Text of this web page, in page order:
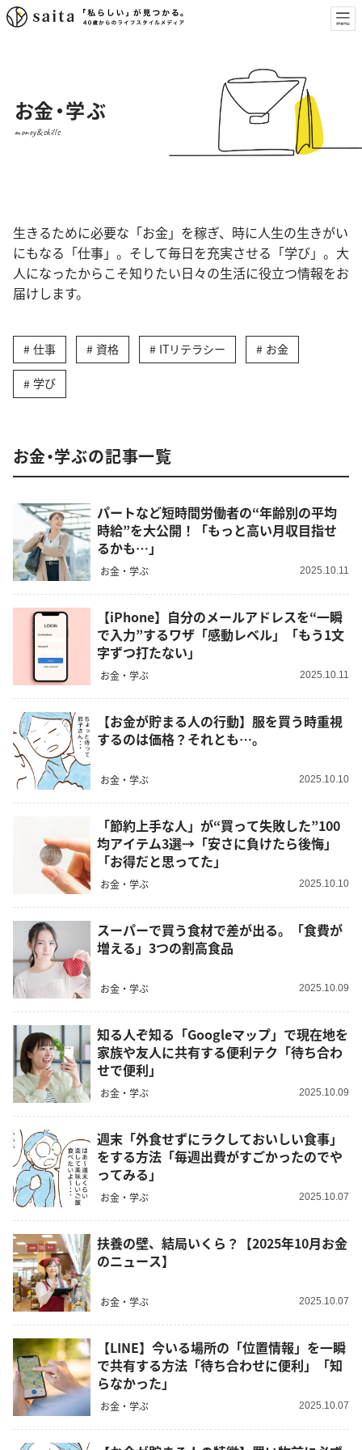
お金・学ぶ
money&skills
生きるために必要な「お金」を稼ぎ、時に人生の生きがい
にもなる「仕事」。そして毎日を充実させる「学び」。大
人になったからこそ知りたい日々の生活に役立つ情報をお
届けします。
仕事 資格 ITリテラシー お金
学び
お金・学ぶの記事一覧
パートなど短時間労働者の“年齢別の平均
時給”を大公開！「もっと高い月収目指せ
るかも…」
お金・学ぶ 2025.10.11
【iPhone】自分のメールアドレスを“一瞬
で入力”するワザ「感動レベル」「もう1文
字ずつ打たない」
お金・学ぶ 2025.10.11
【お金が貯まる人の行動】服を買う時重視
するのは価格？それとも…。
お金・学ぶ 2025.10.10
「節約上手な人」が“買って失敗した”100
均アイテム3選→「安さに負けたら後悔」
「お得だと思ってた」
お金・学ぶ 2025.10.10
スーパーで買う食材で差が出る。「食費が
増える」3つの割高食品
お金・学ぶ 2025.10.09
知る人ぞ知る「Googleマップ」で現在地を
家族や友人に共有する便利テク「待ち合わ
せで便利」
お金・学ぶ 2025.10.09
週末「外食せずにラクしておいしい食事」
をする方法「毎週出費がすごかったのでや
ってみる」
お金・学ぶ 2025.10.07
扶養の壁、結局いくら？【2025年10月お金
のニュース】
お金・学ぶ 2025.10.07
【LINE】今いる場所の「位置情報」を一瞬
で共有する方法「待ち合わせに便利」「知
らなかった」
お金・学ぶ 2025.10.07